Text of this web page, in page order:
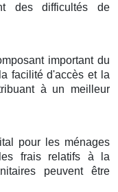
des difficultés de
important du
facilité d'accès et la
à un meilleur
pour les ménages
frais relatifs à la
peuvent être